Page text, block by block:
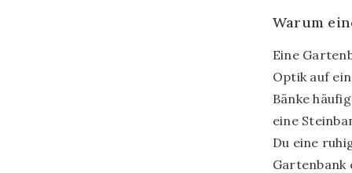
Warum
Eine
Optik auf
Bänke
eine
Du eine
Gartenbank